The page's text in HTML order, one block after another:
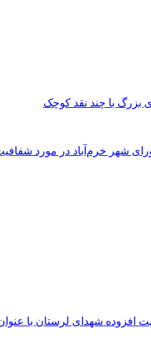
شهر خرم‌آباد در مورد
افزوده شهدای لرستان با